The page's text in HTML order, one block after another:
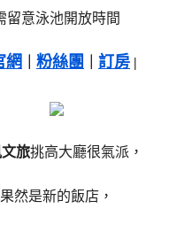
留意泳池開放時間
網 粉絲團 訂房 |
旅挑高大廳很氣派，
果然是新的飯店，